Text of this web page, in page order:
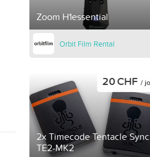
Zoom H1essential
Orbit Film Rental
2x Timecode Tentacle Sync
TE2-MK2
20 CHF /